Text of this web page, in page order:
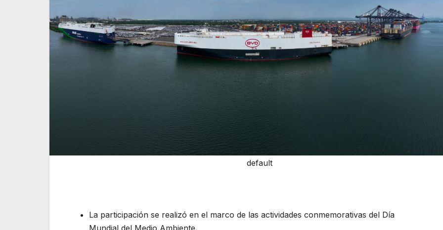
default
La participación se realizó en el marco de las actividades conmemorativas del Día
Mundial del Medio Ambiente.